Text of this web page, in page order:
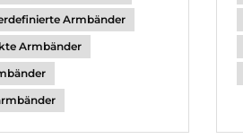
Armbänder
Armbänder